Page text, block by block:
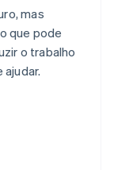
mas
que pode
o trabalho